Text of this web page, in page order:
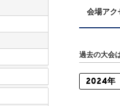
会場アク
過去の大会